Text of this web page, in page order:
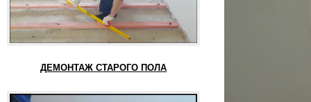
ДЕМОНТАЖ СТАРОГО ПОЛА